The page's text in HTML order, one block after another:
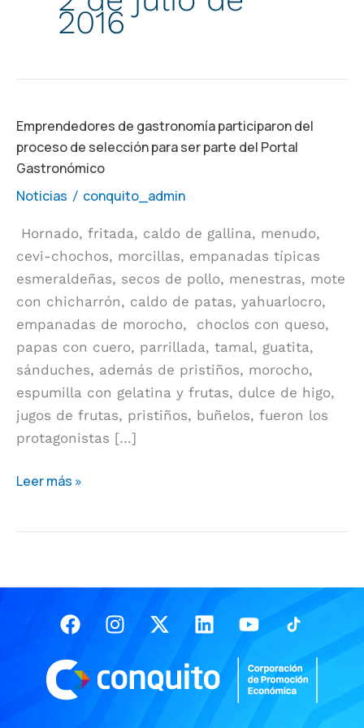
2016
Emprendedores de gastronomía participaron del
proceso de selección para ser parte del Portal
Gastronómico
Noticias / conquito_admin
Hornado, fritada, caldo de gallina, menudo,
cevi-chochos, morcillas, empanadas típicas
esmeraldeñas, secos de pollo, menestras, mote
con chicharrón, caldo de patas, yahuarlocro,
empanadas de morocho, choclos con queso,
papas con cuero, parrillada, tamal, guatita,
sánduches, además de pristiños, morocho,
espumilla con gelatina y frutas, dulce de higo,
jugos de frutas, pristiños, buñelos, fueron los
protagonistas […]
Emprendedores
de
gastronomía
participaron
proceso
de
selección
para
ser
parte
del
Portal
Gastronómico
Leer más »
FacebookInstagram
X-
twitter
LinkedinYoutube